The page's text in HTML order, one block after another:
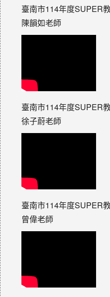
臺南市114年度SUPER
陳韻如老師
臺南市114年度SUPER
徐子蔚老師
臺南市114年度SUPER
曾偉老師